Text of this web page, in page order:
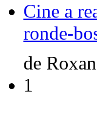
Cine a
ronde-
de
1